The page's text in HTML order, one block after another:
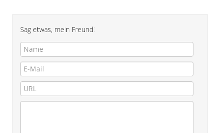
Sag etwas, mein Freund!